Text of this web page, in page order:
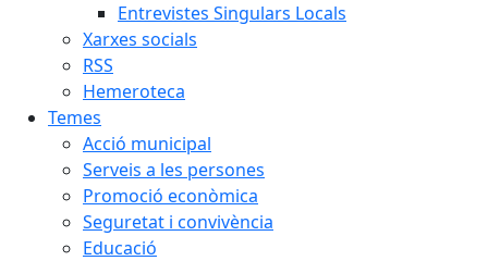
Entrevistes Singulars Locals
Xarxes socials
RSS
Hemeroteca
Temes
Acció municipal
Serveis a les persones
Promoció econòmica
Seguretat i convivència
Educació